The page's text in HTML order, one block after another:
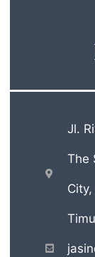
Jl.
The